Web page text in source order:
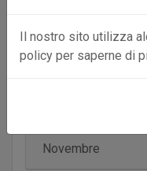
Il nostro sito utilizza
policy per saperne di
Settembre
Novembre